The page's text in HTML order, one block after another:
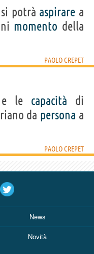
potrà aspirare a
momento della
PAOLO CREPET
e le capacità di
da persona a
PAOLO CREPET
News
Novità